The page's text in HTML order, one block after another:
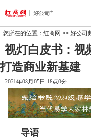
您所在的位置： 红商网 >> 好公司
视灯白皮书：视
打造商业新基建
2021年08月05日 18点0分
导语